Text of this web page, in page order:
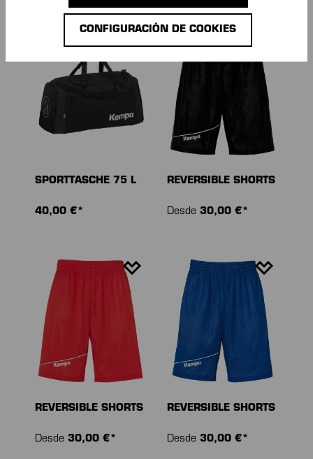
SPORTTASCHE 75 L
40,00 €*
REVERSIBLE SHORTS
Desde 30,00 €*
REVERSIBLE SHORTS
Desde 30,00 €*
REVERSIBLE SHORTS
Desde 30,00 €*
CONFIGURACIÓN DE COOKIES